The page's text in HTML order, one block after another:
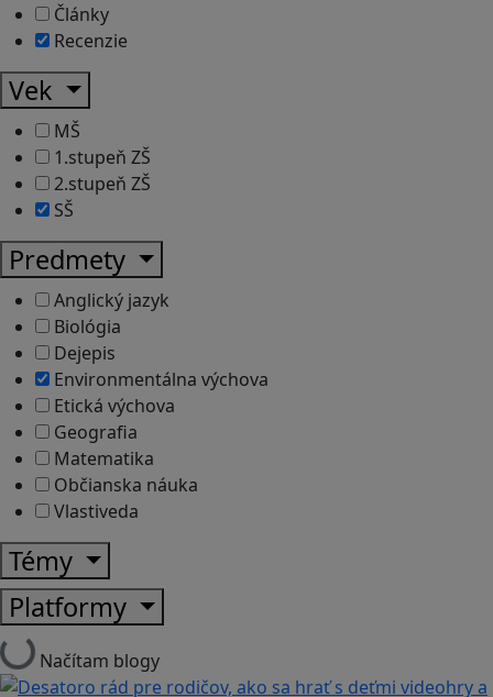
Články
Recenzie
Vek
MŠ
1.stupeň ZŠ
2.stupeň ZŠ
SŠ
Predmety
Anglický jazyk
Biológia
Dejepis
Environmentálna výchova
Etická výchova
Geografia
Matematika
Občianska náuka
Vlastiveda
Témy
Platformy
Načítam blogy